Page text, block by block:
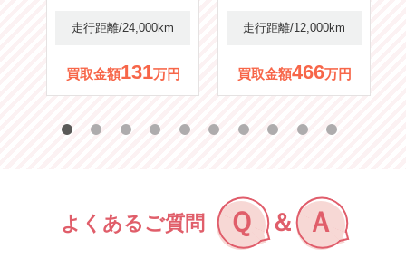
走行距離/24,000km
買取金額131万円
走行距離/12,000km
買取金額466万円
よくあるご質問 Ｑ ＆ Ａ